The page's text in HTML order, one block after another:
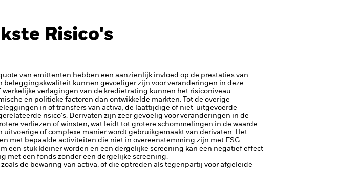
Risico's
van emittenten hebben een aanzienlijk invloed op de prestaties van
kunnen gevoeliger zijn voor veranderingen in deze
verlagingen van de kredietrating kunnen het risiconiveau
en politieke factoren dan ontwikkelde markten. Tot de overige
in of transfers van activa, de laattijdige of niet-uitgevoerde
risico's. Derivaten zijn zeer gevoelig voor veranderingen in de
verliezen of winsten, wat leidt tot grotere schommelingen in de waarde
of complexe manier wordt gebruikgemaakt van derivaten. Het
met bepaalde activiteiten die niet in overeenstemming zijn met ESG-
een stuk kleiner worden en een dergelijke screening kan een negatief effect
met een fonds zonder een dergelijke screening.
de bewaring van activa, of die optreden als tegenpartij voor afgeleide